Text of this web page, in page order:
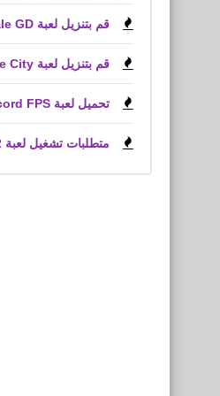
قم بتنزيل لعبة Battle Royale GD لأجهزة Android
قم بتنزيل لعبة Gangstar Mirage City لأجهزة Android و iPhone (APK)
تحميل لعبة 144PRecord FPS للهواتف المحمولة
متطلبات تشغيل لعبة Subnautica 2 للكمبيوتر الشخصي